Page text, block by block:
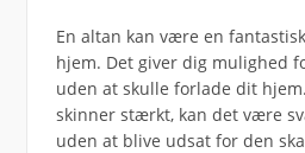
En altan kan være en
hjem. Det giver dig mulighed
uden at skulle forlade dit
skinner stærkt, kan det være
uden at blive udsat for den